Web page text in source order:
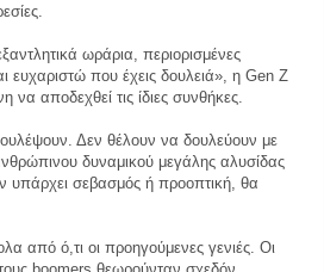
ωράρια, περιορισμένες
ευχαριστώ που έχεις δουλειά», η Gen Z
να αποδεχθεί τις ίδιες συνθήκες.
Δεν θέλουν να δουλεύουν με
δυναμικού μεγάλης αλυσίδας
υπάρχει σεβασμός ή προοπτική, θα
από ό,τι οι προηγούμενες γενιές. Οι